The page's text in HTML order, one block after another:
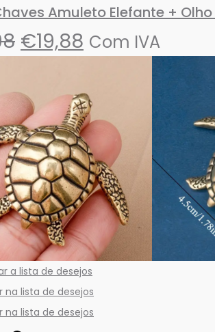
Amuleto Elefante +
€19,88 Com IVA
a lista de desejos
na lista de desejos
na lista de desejos